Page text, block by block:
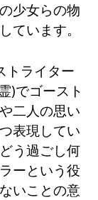
少女らの物
ています。
トライター
)でゴースト
二人の思い
表現してい
う過ごし何
ーという役
いことの意